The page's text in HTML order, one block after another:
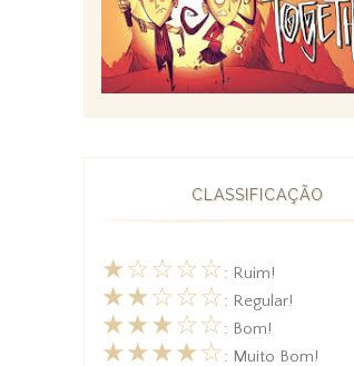
CLASSIFICAÇÃO
★☆☆☆☆: Ruim!
★★☆☆☆: Regular!
★★★☆☆: Bom!
★★★★☆: Muito Bom!